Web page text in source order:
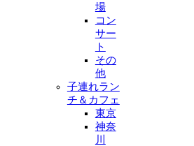
場
コン
サー
ト
その
他
子連れラン
チ＆カフェ
東京
神奈
川